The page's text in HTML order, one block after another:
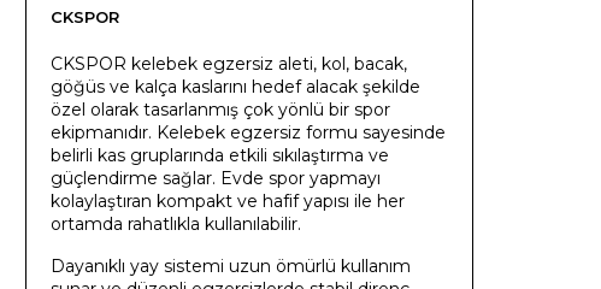
CKSPOR
CKSPOR kelebek egzersiz aleti, kol, bacak,
göğüs ve kalça kaslarını hedef alacak şekilde
özel olarak tasarlanmış çok yönlü bir spor
ekipmanıdır. Kelebek egzersiz formu sayesinde
belirli kas gruplarında etkili sıkılaştırma ve
güçlendirme sağlar. Evde spor yapmayı
kolaylaştıran kompakt ve hafif yapısı ile her
ortamda rahatlıkla kullanılabilir.
Dayanıklı yay sistemi uzun ömürlü kullanım